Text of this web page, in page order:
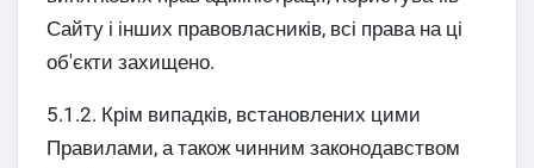
Сайту і інших правовласників, всі права на ці
об'єкти захищено.
5.1.2. Крім випадків, встановлених цими
Правилами, а також чинним законодавством